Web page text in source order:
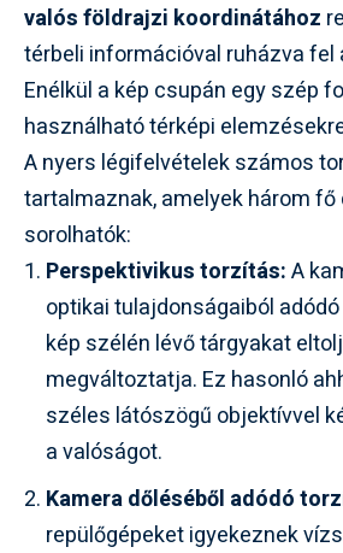
valós földrajzi koordinátához
térbeli információval ruházva fel
Enélkül a kép csupán egy szép
használható térképi
A nyers légifelvételek számos
tartalmaznak, amelyek három
sorolhatók:
Perspektivikus torzítás:A
optikai tulajdonságaiból
kép szélén lévő tárgyakat
megváltoztatja. Ez hasonló
széles látószögű objektívvel
a valóságot.
Kamera dőléséből adódó
repülőgépeket igyekeznek